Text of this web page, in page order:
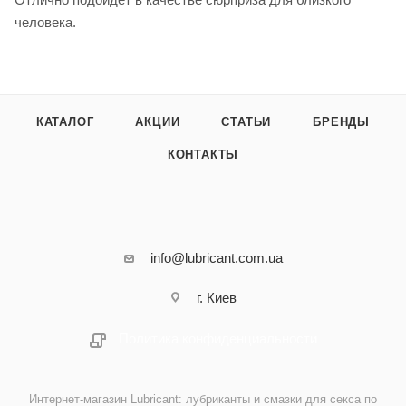
человека.
КАТАЛОГ АКЦИИ СТАТЬИ БРЕНДЫ
КОНТАКТЫ
info@lubricant.com.ua
г. Киев
Интернет-магазин Lubricant: лубриканты и смазки для секса по